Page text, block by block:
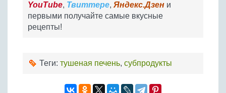
YouTube, Твиттере, Яндекс.Дзен и
первыми получайте самые вкусные
рецепты!
Теги: тушеная печень, субпродукты